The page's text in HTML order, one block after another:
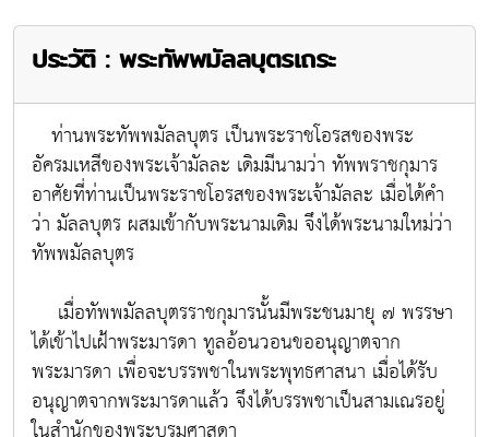
ประวัติ : พระทัพพมัลลบุตรเถระ
ท่านพระทัพพมัลลบุตร เป็นพระราชโอรสของพระ
อัครมเหสีของพระเจ้ามัลละ เดิมมีนามว่า ทัพพราชกุมาร
อาศัยที่ท่านเป็นพระราชโอรสของพระเจ้ามัลละ เมื่อได้คำ
ว่า มัลลบุตร ผสมเข้ากับพระนามเดิม จึงได้พระนามใหม่ว่า
ทัพพมัลลบุตร
เมื่อทัพพมัลลบุตรราชกุมารนั้นมีพระชนมายุ ๗ พรรษา
ได้เข้าไปเฝ้าพระมารดา ทูลอ้อนวอนขออนุญาตจาก
พระมารดา เพื่อจะบรรพชาในพระพุทธศาสนา เมื่อได้รับ
อนุญาตจากพระมารดาแล้ว จึงได้บรรพชาเป็นสามเณรอยู่